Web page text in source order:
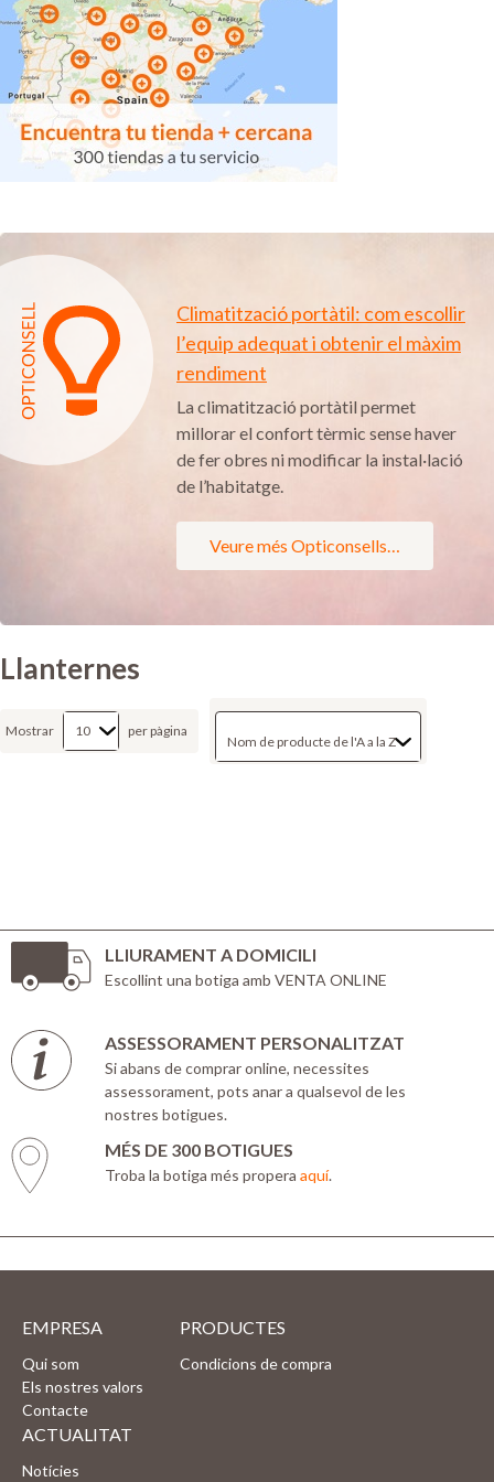
Climatització portàtil: com escollir
l’equip adequat i obtenir el màxim
rendiment
La climatització portàtil permet
millorar el confort tèrmic sense haver
de fer obres ni modificar la instal·lació
de l’habitatge.
Veure més Opticonsells…
Llanternes
Mostrar per pàgina
LLIURAMENT A DOMICILI
Escollint una botiga amb VENTA ONLINE
ASSESSORAMENT PERSONALITZAT
Si abans de comprar online, necessites
assessorament, pots anar a qualsevol de les
nostres botigues.
MÉS DE 300 BOTIGUES
Troba la botiga més propera aquí.
EMPRESA
Qui som
Els nostres valors
Contacte
PRODUCTES
Condicions de compra
ACTUALITAT
Notícies